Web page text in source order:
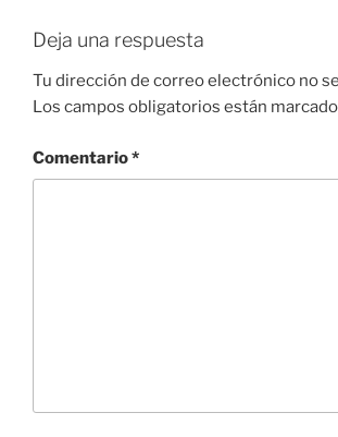
Deja una respuesta
Tu dirección de correo electrónico no
Los campos obligatorios están
Comentario*